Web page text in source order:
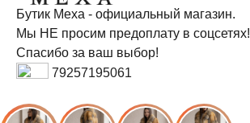
Бутик Меха - официальный магазин.
Мы НЕ просим предоплату в соцсетях!
Спасибо за ваш выбор!
79257195061